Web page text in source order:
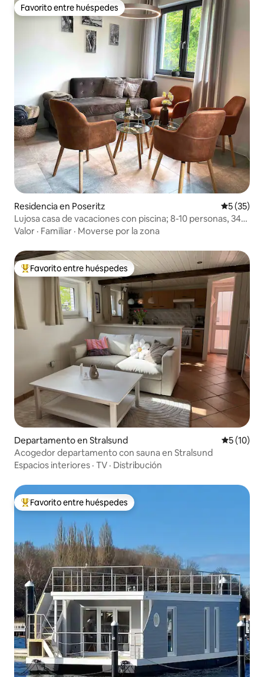
Favorito entre huéspedes
Favorito entre huéspedes
Residencia en Poseritz
5 (35)
Lujosa casa de vacaciones con piscina; 8-10 personas, 340
m²
Valor · Familiar · Moverse por la zona
De los mejores en Favorito entre huéspedes
Favorito entre huéspedes
Departamento en Stralsund
5 (10)
Acogedor departamento con sauna en Stralsund
Espacios interiores · TV · Distribución
De los mejores en Favorito entre huéspedes
Favorito entre huéspedes